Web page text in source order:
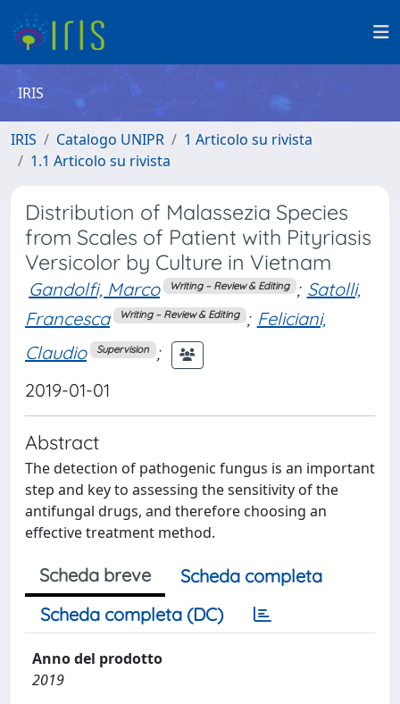
IRIS
IRIS Catalogo UNIPR
1 Articolo su rivista
1.1 Articolo su rivista
Distribution of Malassezia Species
from Scales of Patient with Pityriasis
Versicolor by Culture in Vietnam
Gandolfi, Marco Writing – Review & Editing ; Satolli,
Francesca
Writing – Review & Editing ; Feliciani,
Claudio
Supervision ;
2019-01-01
Abstract
The detection of pathogenic fungus is an important
step and key to assessing the sensitivity of the
antifungal drugs, and therefore choosing an
effective treatment method.
Scheda breve
Scheda completa
Scheda completa (DC)
Anno del prodotto
2019